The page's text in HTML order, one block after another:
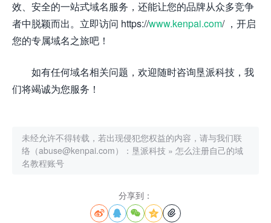
效、安全的一站式域名服务，还能让您的品牌从众多竞争
者中脱颖而出。立即访问 https://www.kenpai.com/ ，开启
您的专属域名之旅吧！
如有任何域名相关问题，欢迎随时咨询垦派科技，我
们将竭诚为您服务！
未经允许不得转载，若出现侵犯您权益的内容，请与我们联
络（abuse@kenpai.com）： 垦派科技 » 怎么注册自己的域
名教程账号
分享到：
    